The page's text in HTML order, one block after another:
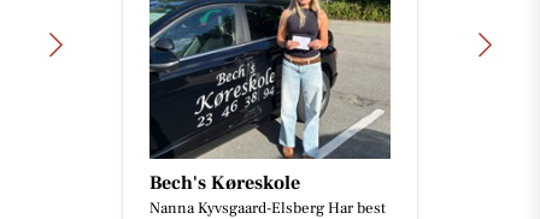
Bech's Køreskole
Nanna Kyvsgaard-Elsberg Har best